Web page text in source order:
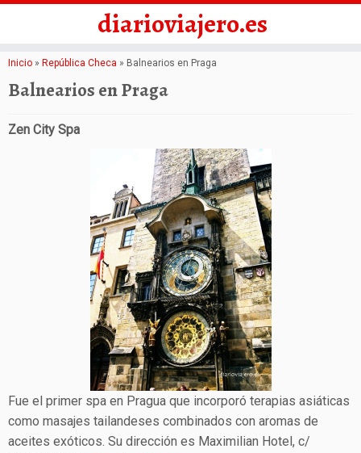
Saltar
al
diarioviajero.es
Inicio » República Checa » Balnearios en Praga
Balnearios en Praga
Zen City Spa
Fue el primer spa en Pragua que incorporó terapias asiáticas
como masajes tailandeses combinados con aromas de
aceites exóticos. Su dirección es Maximilian Hotel, c/